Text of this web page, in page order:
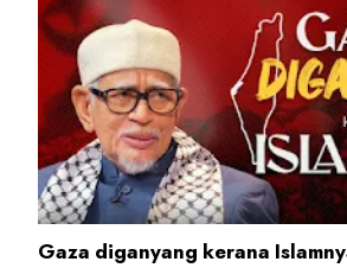
Gaza diganyang kerana